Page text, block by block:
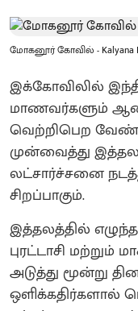
மோகனூர் கோவில் - Kalyana
இக்கோவிலில்
மாணவர்களும்
வெற்றிபெற
முன்வைத்து
லட்சார்ச்சனை
சிறப்பாகும்.
இத்தலத்தில்
புரட்டாசி
அடுத்து மூன்று
ஒளிக்கதிர்களால்